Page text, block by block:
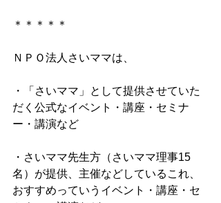
＊＊＊＊＊
ＮＰＯ法人さいママは、
・「さいママ」として提供させていた
だく公式なイベント・講座・セミナ
ー・講演など
・さいママ先生方（さいママ理事15
名）が提供、主催などしているこれ、
おすすめっていうイベント・講座・セ